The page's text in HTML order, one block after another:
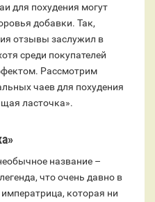
для похудения могут
добавки. Так,
отзывы заслужил в
среди покупателей
Рассмотрим
чаев для похудения
ласточка».
название –
что очень давно в
которая ни